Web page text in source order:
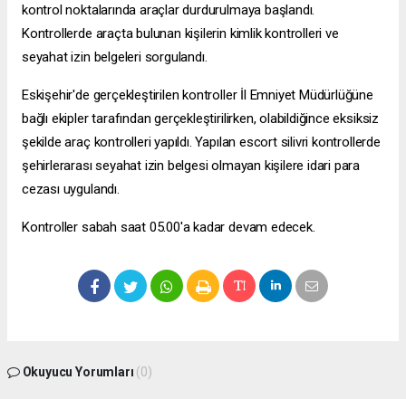
kontrol noktalarında araçlar durdurulmaya başlandı.
Kontrollerde araçta bulunan kişilerin kimlik kontrolleri ve
seyahat izin belgeleri sorgulandı.
Eskişehir'de gerçekleştirilen kontroller İl Emniyet Müdürlüğüne
bağlı ekipler tarafından gerçekleştirilirken, olabildiğince eksiksiz
şekilde araç kontrolleri yapıldı. Yapılan escort silivri kontrollerde
şehirlerarası seyahat izin belgesi olmayan kişilere idari para
cezası uygulandı.
Kontroller sabah saat 05.00'a kadar devam edecek.
Okuyucu Yorumları (0)